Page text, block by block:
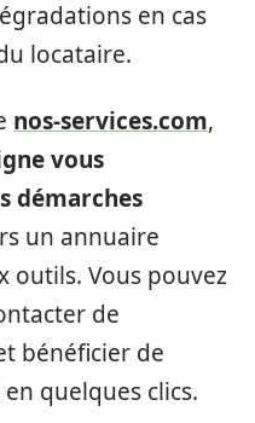
en cas
locataire.
nos-services.com,
vous
démarches
un annuaire
outils. Vous pouvez
de
bénéficier de
quelques clics.